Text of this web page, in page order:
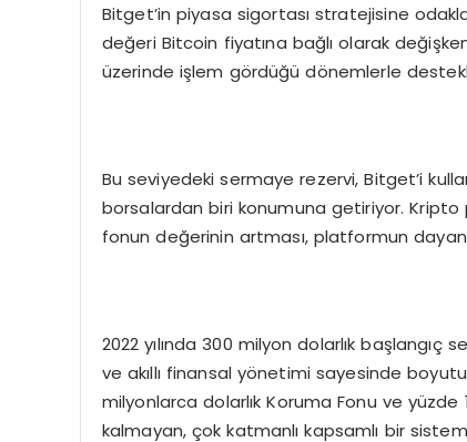
Bitget’in piyasa sigortası stratejisine
değeri Bitcoin fiyatına bağlı olarak
üzerinde işlem gördüğü dönemlerle
Bu seviyedeki sermaye rezervi, Bitget’i
borsalardan biri konumuna getiriyor.
fonun değerinin artması, platformun
2022 yılında 300 milyon dolarlık başlangıç
ve akıllı finansal yönetimi sayesinde
milyonlarca dolarlık Koruma Fonu ve yüzde
kalmayan, çok katmanlı kapsamlı bir